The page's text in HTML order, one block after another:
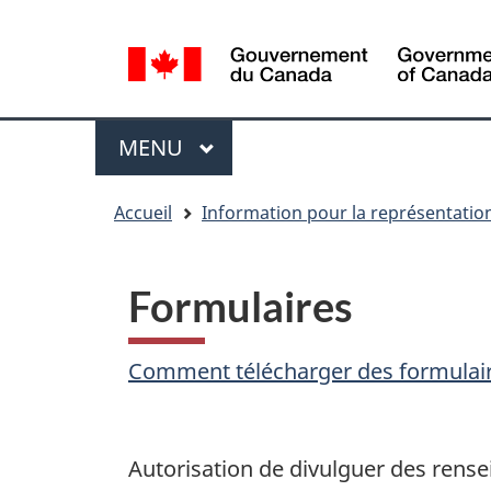
de
langue
Language
Menu
MENU PRINCIPAL
Accueil Information pour la
Formulaires
Comment télécharger des
Autorisation de divulguer des